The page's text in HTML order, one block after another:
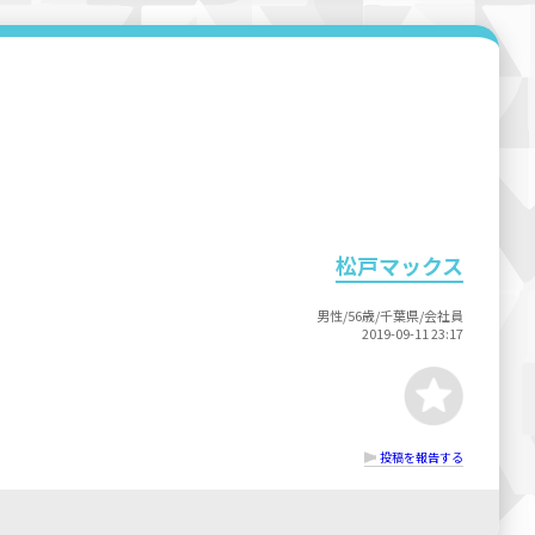
松戸マックス
男性/56歳/千葉県/会社員
2019-09-11 23:17
投稿を報告する